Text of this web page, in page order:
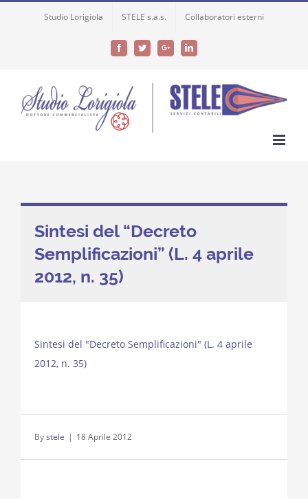
Studio Lorigiola STELE s.a.s. Collaboratori esterni
FacebookTwitterGoogle+LinkedIn
Sintesi del “Decreto
Semplificazioni” (L. 4 aprile
2012, n. 35)
Sintesi del "Decreto Semplificazioni" (L. 4 aprile
2012, n. 35)
Bystele | 18 Aprile 2012